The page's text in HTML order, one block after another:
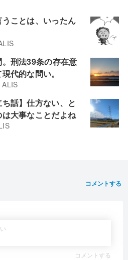
うことは、いったん
。刑法39条の存在意
代的な問い。
ALIS
ち話】仕方ない、と
大事なことだよね
コメントする
コメントする